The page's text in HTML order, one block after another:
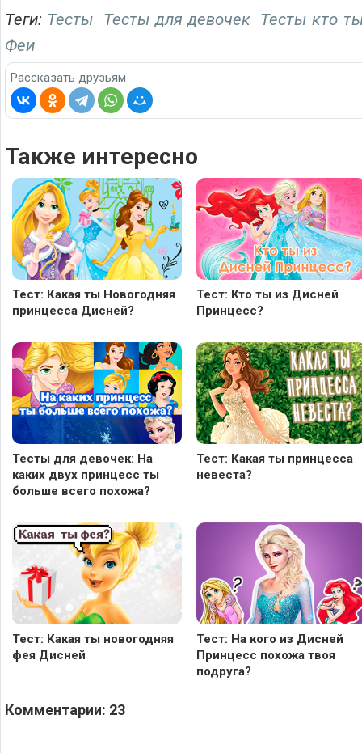
Теги: Тесты Тесты для девочек Тесты кто
Феи
Рассказать друзьям
Также интересно
Тест: Какая ты Новогодняя
принцесса Дисней?
Тест: Кто ты из Дисней
Принцесс?
Тесты для девочек: На
каких двух принцесс ты
больше всего похожа?
Тест: Какая ты принцесса
невеста?
Тест: Какая ты новогодняя
фея Дисней
Тест: На кого из Дисней
Принцесс похожа твоя
подруга?
Комментарии: 23